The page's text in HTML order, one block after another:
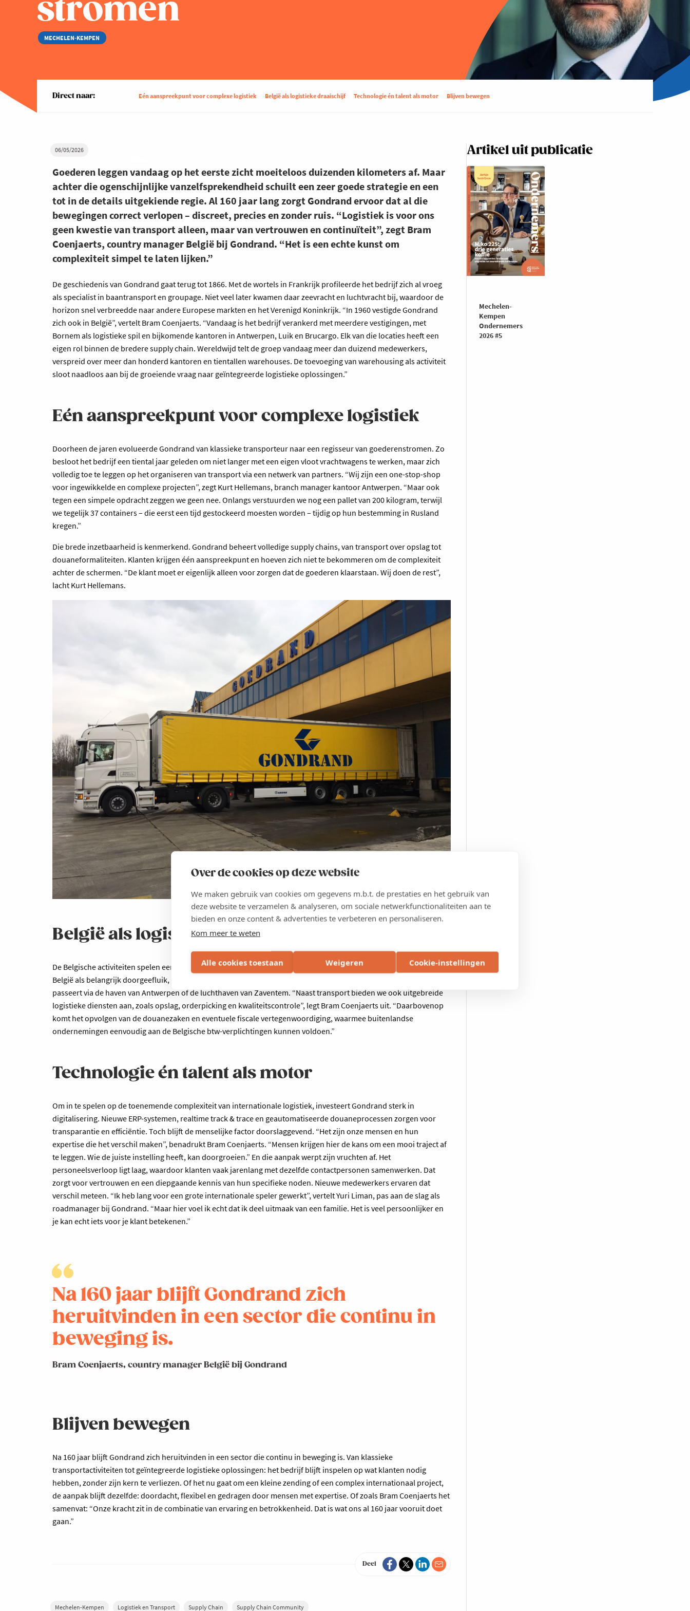
Over de cookies op deze website
We maken gebruik van cookies om gegevens m.b.t. de prestaties en het gebruik van
deze website te verzamelen & analyseren, om sociale netwerkfunctionaliteiten aan te
bieden en onze content & advertenties te verbeteren en personaliseren.
Kom meer te weten
Alle cookies toestaan Weigeren Cookie-instellingen
stromen
MECHELEN-KEMPEN
Direct naar: Eén aanspreekpunt voor complexe logistiek België als logistieke draaischijf Technologie én talent als motor Blijven bewegen
06/05/2026
Goederen leggen vandaag op het eerste zicht moeiteloos duizenden kilometers af. Maar
achter die ogenschijnlijke vanzelfsprekendheid schuilt een zeer goede strategie en een
tot in de details uitgekiende regie. Al 160 jaar lang zorgt Gondrand ervoor dat al die
bewegingen correct verlopen – discreet, precies en zonder ruis. “Logistiek is voor ons
geen kwestie van transport alleen, maar van vertrouwen en continuïteit”, zegt Bram
Coenjaerts, country manager België bij Gondrand. “Het is een echte kunst om
complexiteit simpel te laten lijken.”
De geschiedenis van Gondrand gaat terug tot 1866. Met de wortels in Frankrijk profileerde het bedrijf zich al vroeg
als specialist in baantransport en groupage. Niet veel later kwamen daar zeevracht en luchtvracht bij, waardoor de
horizon snel verbreedde naar andere Europese markten en het Verenigd Koninkrijk. “In 1960 vestigde Gondrand
zich ook in België”, vertelt Bram Coenjaerts. “Vandaag is het bedrijf verankerd met meerdere vestigingen, met
Bornem als logistieke spil en bijkomende kantoren in Antwerpen, Luik en Brucargo. Elk van die locaties heeft een
eigen rol binnen de bredere supply chain. Wereldwijd telt de groep vandaag meer dan duizend medewerkers,
verspreid over meer dan honderd kantoren en tientallen warehouses. De toevoeging van warehousing als activiteit
sloot naadloos aan bij de groeiende vraag naar geïntegreerde logistieke oplossingen.”
Eén aanspreekpunt voor complexe logistiek
Doorheen de jaren evolueerde Gondrand van klassieke transporteur naar een regisseur van goederenstromen. Zo
besloot het bedrijf een tiental jaar geleden om niet langer met een eigen vloot vrachtwagens te werken, maar zich
volledig toe te leggen op het organiseren van transport via een netwerk van partners. “Wij zijn een one-stop-shop
voor ingewikkelde en complexe projecten”, zegt Kurt Hellemans, branch manager kantoor Antwerpen. “Maar ook
tegen een simpele opdracht zeggen we geen nee. Onlangs verstuurden we nog een pallet van 200 kilogram, terwijl
we tegelijk 37 containers – die eerst een tijd gestockeerd moesten worden – tijdig op hun bestemming in Rusland
kregen.”
Die brede inzetbaarheid is kenmerkend. Gondrand beheert volledige supply chains, van transport over opslag tot
douaneformaliteiten. Klanten krijgen één aanspreekpunt en hoeven zich niet te bekommeren om de complexiteit
achter de schermen. “De klant moet er eigenlijk alleen voor zorgen dat de goederen klaarstaan. Wij doen de rest”,
lacht Kurt Hellemans.
België als logistieke draaischijf
De Belgische activiteiten spelen een strategische rol binnen de groep. Dankzij de centrale ligging fungeert Gondrand
België als belangrijk doorgeefluik, onder meer richting de Franse markt. Een groot deel van de goederenstromen
passeert via de haven van Antwerpen of de luchthaven van Zaventem. “Naast transport bieden we ook uitgebreide
logistieke diensten aan, zoals opslag, orderpicking en kwaliteitscontrole”, legt Bram Coenjaerts uit. “Daarbovenop
komt het opvolgen van de douanezaken en eventuele fiscale vertegenwoordiging, waarmee buitenlandse
ondernemingen eenvoudig aan de Belgische btw-verplichtingen kunnen voldoen.”
Technologie én talent als motor
Om in te spelen op de toenemende complexiteit van internationale logistiek, investeert Gondrand sterk in
digitalisering. Nieuwe ERP-systemen, realtime track & trace en geautomatiseerde douaneprocessen zorgen voor
transparantie en efficiëntie. Toch blijft de menselijke factor doorslaggevend. “Het zijn onze mensen en hun
expertise die het verschil maken”, benadrukt Bram Coenjaerts. “Mensen krijgen hier de kans om een mooi traject af
te leggen. Wie de juiste instelling heeft, kan doorgroeien.” En die aanpak werpt zijn vruchten af. Het
personeelsverloop ligt laag, waardoor klanten vaak jarenlang met dezelfde contactpersonen samenwerken. Dat
zorgt voor vertrouwen en een diepgaande kennis van hun specifieke noden. Nieuwe medewerkers ervaren dat
verschil meteen. “Ik heb lang voor een grote internationale speler gewerkt”, vertelt Yuri Liman, pas aan de slag als
roadmanager bij Gondrand. “Maar hier voel ik echt dat ik deel uitmaak van een familie. Het is veel persoonlijker en
je kan echt iets voor je klant betekenen.”
Na 160 jaar blijft Gondrand zich
heruitvinden in een sector die continu in
beweging is.
Bram Coenjaerts, country manager België bij Gondrand
Blijven bewegen
Na 160 jaar blijft Gondrand zich heruitvinden in een sector die continu in beweging is. Van klassieke
transportactiviteiten tot geïntegreerde logistieke oplossingen: het bedrijf blijft inspelen op wat klanten nodig
hebben, zonder zijn kern te verliezen. Of het nu gaat om een kleine zending of een complex internationaal project,
de aanpak blijft dezelfde: doordacht, flexibel en gedragen door mensen met expertise. Of zoals Bram Coenjaerts het
samenvat: “Onze kracht zit in de combinatie van ervaring en betrokkenheid. Dat is wat ons al 160 jaar vooruit doet
gaan.”
Deel
Mechelen-Kempen Logistiek en Transport Supply Chain Supply Chain Community
Artikel uit publicatie
Mechelen-
Kempen
Ondernemers
2026 #5